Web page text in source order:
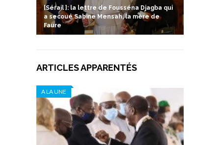
[Sérail ]: la lettre de Fousséna Djagba qui
a secoué Sabine Mensah, la mère de
Faure
ARTICLES APPARENTÉS
A LA UNE